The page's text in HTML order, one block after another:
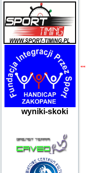
wyniki-skoki
««